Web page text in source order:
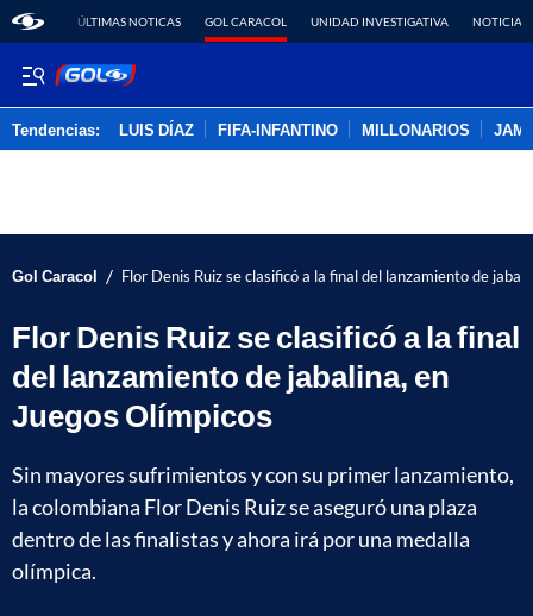
ÚLTIMAS NOTICAS GOL CARACOL UNIDAD INVESTIGATIVA NOTICIAS
Tendencias: LUIS DÍAZ FIFA-INFANTINO MILLONARIOS
Gol Caracol / Flor Denis Ruiz se clasificó a la final del lanzamiento de
Flor Denis Ruiz se clasificó a la final
del lanzamiento de jabalina, en
Juegos Olímpicos
Sin mayores sufrimientos y con su primer lanzamiento,
la colombiana Flor Denis Ruiz se aseguró una plaza
dentro de las finalistas y ahora irá por una medalla
olímpica.